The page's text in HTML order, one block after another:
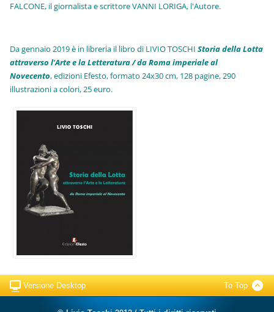
FALCONE, il giornalista e scrittore VANNI LORIGA, l'Autore.
Da gennaio 2019 è in libreria il libro di LIVIO TOSCHIStoria della Lotta
attraverso l'Arte e la Letteratura / da Roma imperiale al
Novecento, edizioni Efesto, formato 24x30 cm, 128 pagine, 290
illustrazioni a colori, 25 euro.
Versione Desktop To Top